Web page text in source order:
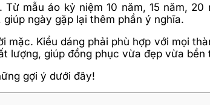
mẫu áo kỷ niệm 10 năm, 15 năm, 20
ngày gặp lại thêm phần ý nghĩa.
Kiểu dáng phải phù hợp với mọi
lượng, giúp đồng phục vừa đẹp vừa bền
gợi ý dưới đây!